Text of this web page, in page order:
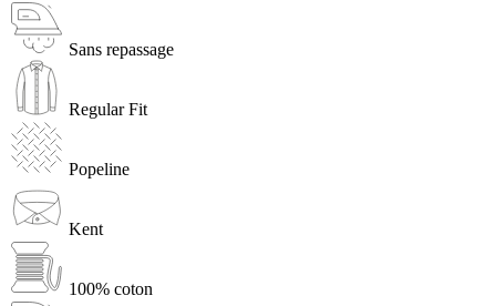
Sans repassage
Regular Fit
Popeline
Kent
100% coton